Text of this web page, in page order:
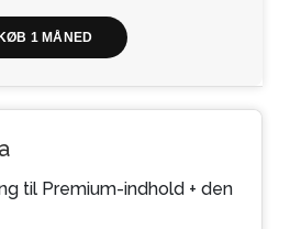
1 MÅNED
til Premium-indhold + den